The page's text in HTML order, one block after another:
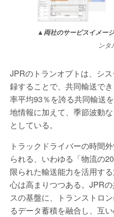
▲両社のサービスイメージ
ンタ
JPRのトランオプトは、シ
録することで、共同輸送で
率平均93％を誇る共同輸送
地情報に加えて、季節波動
としている。
トラックドライバーの時間
られる、いわゆる「物流の
限られた輸送能力を活用す
心は高まりつつある。JPR
スの基盤に、トランストロ
るデータ蓄積を融合し、互